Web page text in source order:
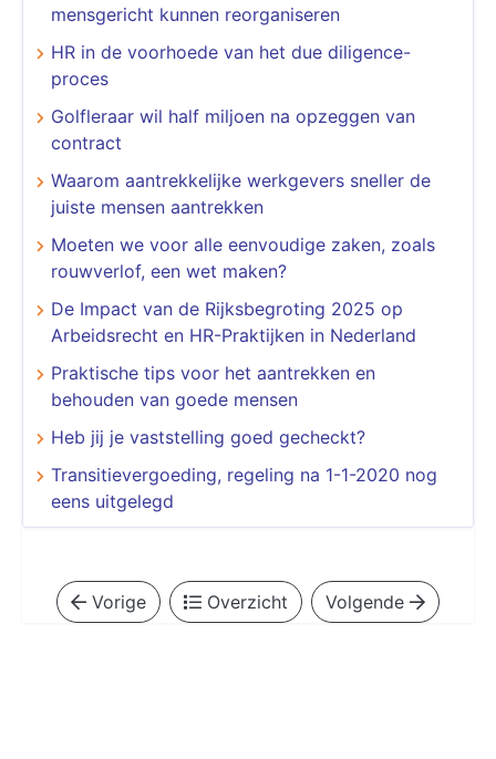
mensgericht kunnen reorganiseren
HR in de voorhoede van het due diligence-
proces
Golfleraar wil half miljoen na opzeggen van
contract
Waarom aantrekkelijke werkgevers sneller de
juiste mensen aantrekken
Moeten we voor alle eenvoudige zaken, zoals
rouwverlof, een wet maken?
​​​​​​​De Impact van de Rijksbegroting 2025 op
Arbeidsrecht en HR-Praktijken in Nederland
Praktische tips voor het aantrekken en
behouden van goede mensen
Heb jij je vaststelling goed gecheckt?
Transitievergoeding, regeling na 1-1-2020 nog
eens uitgelegd
Vorige Overzicht Volgende